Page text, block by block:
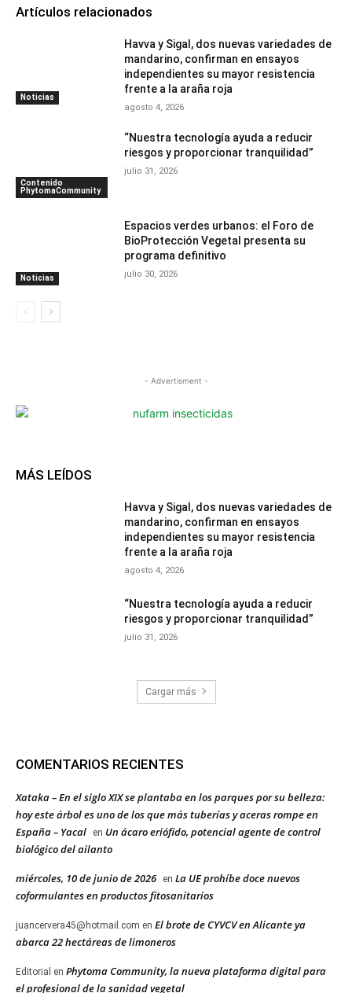
Artículos relacionados
Noticias
Havva y Sigal, dos nuevas variedades de
mandarino, confirman en ensayos
independientes su mayor resistencia
frente a la araña roja
agosto 4, 2026
Contenido
PhytomaCommunity
“Nuestra tecnología ayuda a reducir
riesgos y proporcionar tranquilidad”
julio 31, 2026
Noticias
Espacios verdes urbanos: el Foro de
BioProtección Vegetal presenta su
programa definitivo
julio 30, 2026
- Advertisment -
MÁS LEÍDOS
Havva y Sigal, dos nuevas variedades de
mandarino, confirman en ensayos
independientes su mayor resistencia
frente a la araña roja
agosto 4, 2026
“Nuestra tecnología ayuda a reducir
riesgos y proporcionar tranquilidad”
julio 31, 2026
Cargar más
COMENTARIOS RECIENTES
Xataka – En el siglo XIX se plantaba en los parques por su belleza:
hoy este árbol es uno de los que más tuberías y aceras rompe en
España – Yacal
en Un ácaro eriófido, potencial agente de control
biológico del ailanto
miércoles, 10 de junio de 2026 en La UE prohíbe doce nuevos
coformulantes en productos fitosanitarios
juancervera45@hotmail.com en El brote de CYVCV en Alicante ya
abarca 22 hectáreas de limoneros
Editorial en Phytoma Community, la nueva plataforma digital para
el profesional de la sanidad vegetal